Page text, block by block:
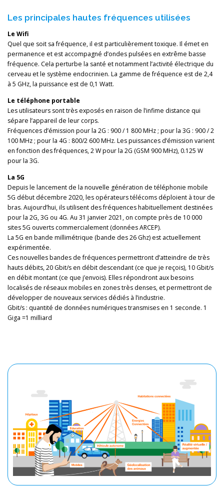
Les principales hautes fréquences utilisées
Le Wifi
Quel que soit sa fréquence, il est particulièrement toxique. Il émet en
permanence et est accompagné d’ondes pulsées en extrême basse
fréquence. Cela perturbe la santé et notamment l’activité électrique du
cerveau et le système endocrinien. La gamme de fréquence est de 2,4
à 5 GHz, la puissance est de 0,1 Watt.
Le téléphone portable
Les utilisateurs sont très exposés en raison de l’infime distance qui
sépare l’appareil de leur corps.
Fréquences d’émission pour la 2G : 900 / 1 800 MHz ; pour la 3G : 900 / 2
100 MHz ; pour la 4G : 800/2 600 MHz. Les puissances d’émission varient
en fonction des fréquences, 2 W pour la 2G (GSM 900 MHz), 0.125 W
pour la 3G.
La 5G
Depuis le lancement de la nouvelle génération de téléphonie mobile
5G début décembre 2020, les opérateurs télécoms déploient à tour de
bras. Aujourd’hui, ils utilisent des fréquences habituellement destinées
pour la 2G, 3G ou 4G. Au 31 janvier 2021, on compte près de 10 000
sites 5G ouverts commercialement (données ARCEP).
La 5G en bande millimétrique (bande des 26 Ghz) est actuellement
expérimentée.
Ces nouvelles bandes de fréquences permettront d’atteindre de très
hauts débits, 20 Gbit/s en débit descendant (ce que je reçois), 10 Gbit/s
en débit montant (ce que j’envois). Elles répondront aux besoins
localisés de réseaux mobiles en zones très denses, et permettront de
développer de nouveaux services dédiés à l’industrie.
Gbit/s : quantité de données numériques transmises en 1 seconde. 1
Giga =1 milliard